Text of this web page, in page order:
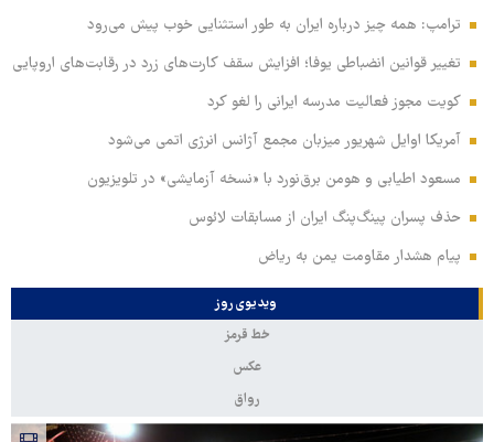
ترامپ: همه چیز درباره ایران به طور استثنایی خوب پیش می‌رود
تغییر قوانین انضباطی یوفا؛ افزایش سقف کارت‌های زرد در رقابت‌های اروپایی
کویت مجوز فعالیت مدرسه ایرانی را لغو کرد
آمریکا اوایل شهریور میزبان مجمع آژانس انرژی اتمی می‌شود
مسعود اطیابی و هومن برق‌نورد با «نسخه آزمایشی» در تلویزیون
حذف پسران پینگ‌پنگ ایران از مسابقات لائوس
پیام هشدار مقاومت یمن به ریاض
ویدیوی روز
خط قرمز
عکس
رواق